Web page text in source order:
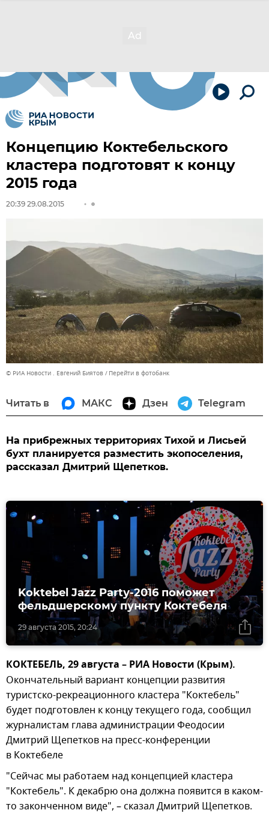
Концепцию Коктебельского
кластера подготовят к концу
2015 года
20:39 29.08.2015
© РИА Новости . Евгений Биятов Перейти в фотобанк
Читать в МАКС Дзен Telegram
На прибрежных территориях Тихой и Лисьей
бухт планируется разместить экопоселения,
рассказал Дмитрий Щепетков.
29 августа 2015, 20:24
Koktebel Jazz Partу-2016 поможет
фельдшерскому пункту Коктебеля
КОКТЕБЕЛЬ, 29 августа – РИА Новости (Крым).
Окончательный вариант концепции развития
туристско-рекреационного кластера "Коктебель"
будет подготовлен к концу текущего года, сообщил
журналистам глава администрации Феодосии
Дмитрий Щепетков на пресс-конференции
в Коктебеле
"Сейчас мы работаем над концепцией кластера
"Коктебель". К декабрю она должна появится в каком-
то законченном виде", – сказал Дмитрий Щепетков.